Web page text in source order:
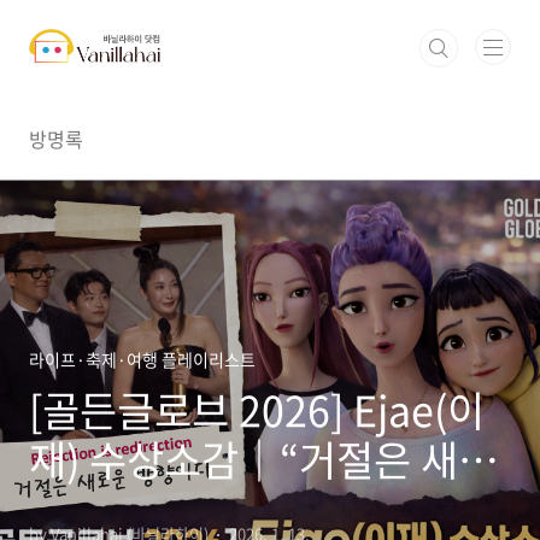
방명록
라이프·축제·여행 플레이리스트
[골든글로브 2026] Ejae(이
재) 수상소감｜“거절은 새로
운 방향일 뿐” (전문·원문·번
by Vanillahai (바닐라하이) 2026. 1. 13.